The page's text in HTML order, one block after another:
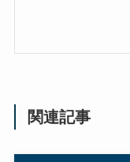
関連記事